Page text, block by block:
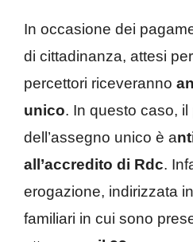
In occasione dei
di cittadinanza, attesi
percettori riceveranno
unico. In questo caso,
dell’assegno unico è a
all’accredito di Rdc.
erogazione, indirizzata
familiari in cui sono